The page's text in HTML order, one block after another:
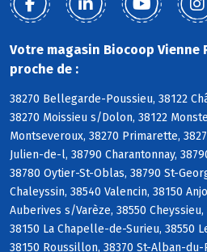
Votre magasin Biocoop Vienne
proche de :
38270 Bellegarde-Poussieu, 38122
38270 Moissieu s/Dolon, 38122
Montseveroux, 38270 Primarette,
Julien-de-l, 38790 Charantonnay,
38780 Oytier-St-Oblas, 38790 St-
Chaleyssin, 38540 Valencin, 38150
Auberives s/Varèze, 38550
38150 La Chapelle-de-Surieu, 38550
38150 Roussillon, 38370 St-Alban-